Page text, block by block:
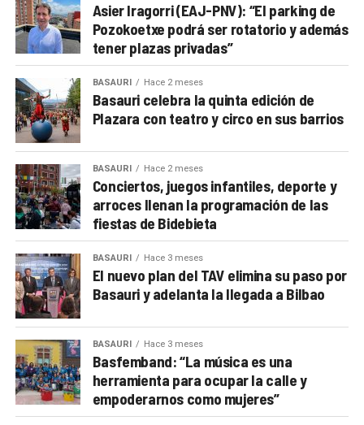
Asier Iragorri (EAJ-PNV): “El parking de
Pozokoetxe podrá ser rotatorio y además
tener plazas privadas”
BASAURI Hace 2 meses
Basauri celebra la quinta edición de
Plazara con teatro y circo en sus barrios
BASAURI Hace 2 meses
Conciertos, juegos infantiles, deporte y
arroces llenan la programación de las
fiestas de Bidebieta
BASAURI Hace 3 meses
El nuevo plan del TAV elimina su paso por
Basauri y adelanta la llegada a Bilbao
BASAURI Hace 3 meses
Basfemband: “La música es una
herramienta para ocupar la calle y
empoderarnos como mujeres”